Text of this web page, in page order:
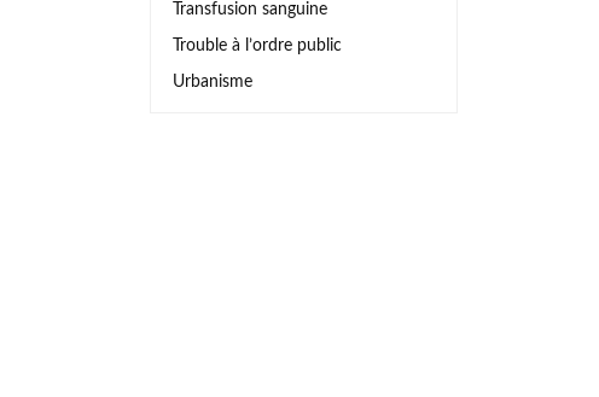
Transfusion sanguine
Trouble à l’ordre public
Urbanisme